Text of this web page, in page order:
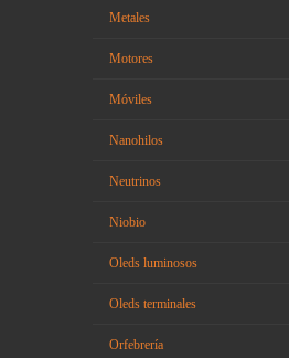
Metales
Motores
Móviles
Nanohilos
Neutrinos
Niobio
Oleds luminosos
Oleds terminales
Orfebrería